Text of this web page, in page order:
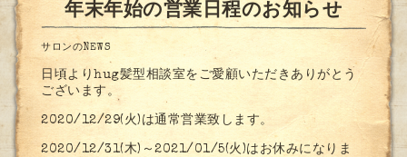
年末年始の営業日程のお知らせ
サロンのNEWS
日頃よりhug髪型相談室をご愛顧いただきありがとう
ございます。
2020/12/29(火)は通常営業致します。
2020/12/31(木)～2021/01/5(火)はお休みになりま